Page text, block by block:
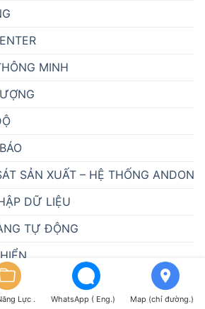
MINH
SẢN XUẤT – HỆ THỐNG ANDON
DỮ LIỆU
TỰ ĐỘNG
Lực . WhatsApp ( Eng.) Map (chỉ đường.)